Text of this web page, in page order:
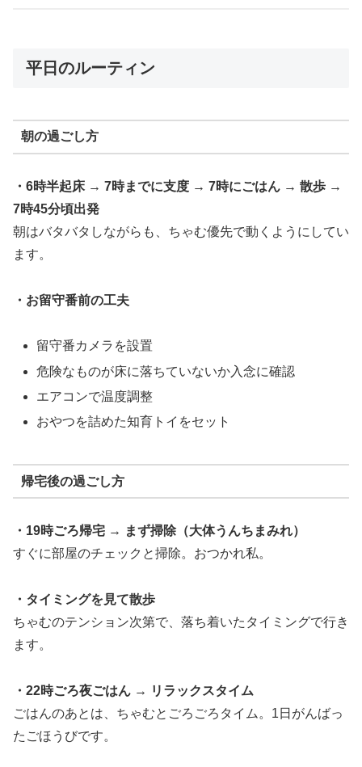
平日のルーティン
朝の過ごし方
・6時半起床 → 7時までに支度 → 7時にごはん → 散歩 →
7時45分頃出発
朝はバタバタしながらも、ちゃむ優先で動くようにしてい
ます。
・お留守番前の工夫
留守番カメラを設置
危険なものが床に落ちていないか入念に確認
エアコンで温度調整
おやつを詰めた知育トイをセット
帰宅後の過ごし方
・19時ごろ帰宅 → まず掃除（大体うんちまみれ）
すぐに部屋のチェックと掃除。おつかれ私。
・タイミングを見て散歩
ちゃむのテンション次第で、落ち着いたタイミングで行き
ます。
・22時ごろ夜ごはん → リラックスタイム
ごはんのあとは、ちゃむとごろごろタイム。1日がんばっ
たごほうびです。